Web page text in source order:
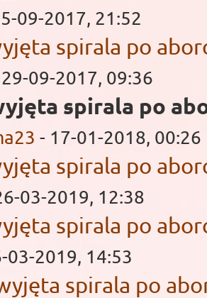
09-2017, 21:52
spirala po
09-2017, 09:36
spirala po
- 17-01-2018, 00:26
spirala po
03-2019, 12:38
spirala po
03-2019, 14:53
spirala po